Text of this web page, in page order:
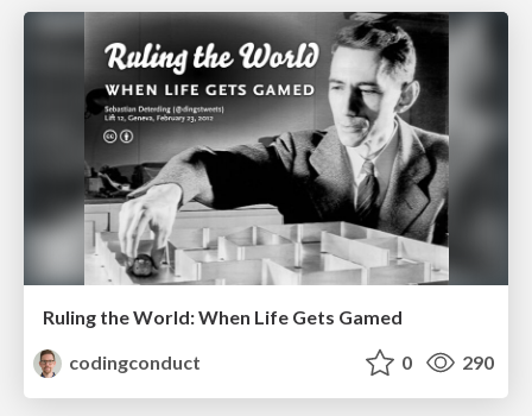
Ruling the World: When Life Gets Gamed
codingconduct
0 290